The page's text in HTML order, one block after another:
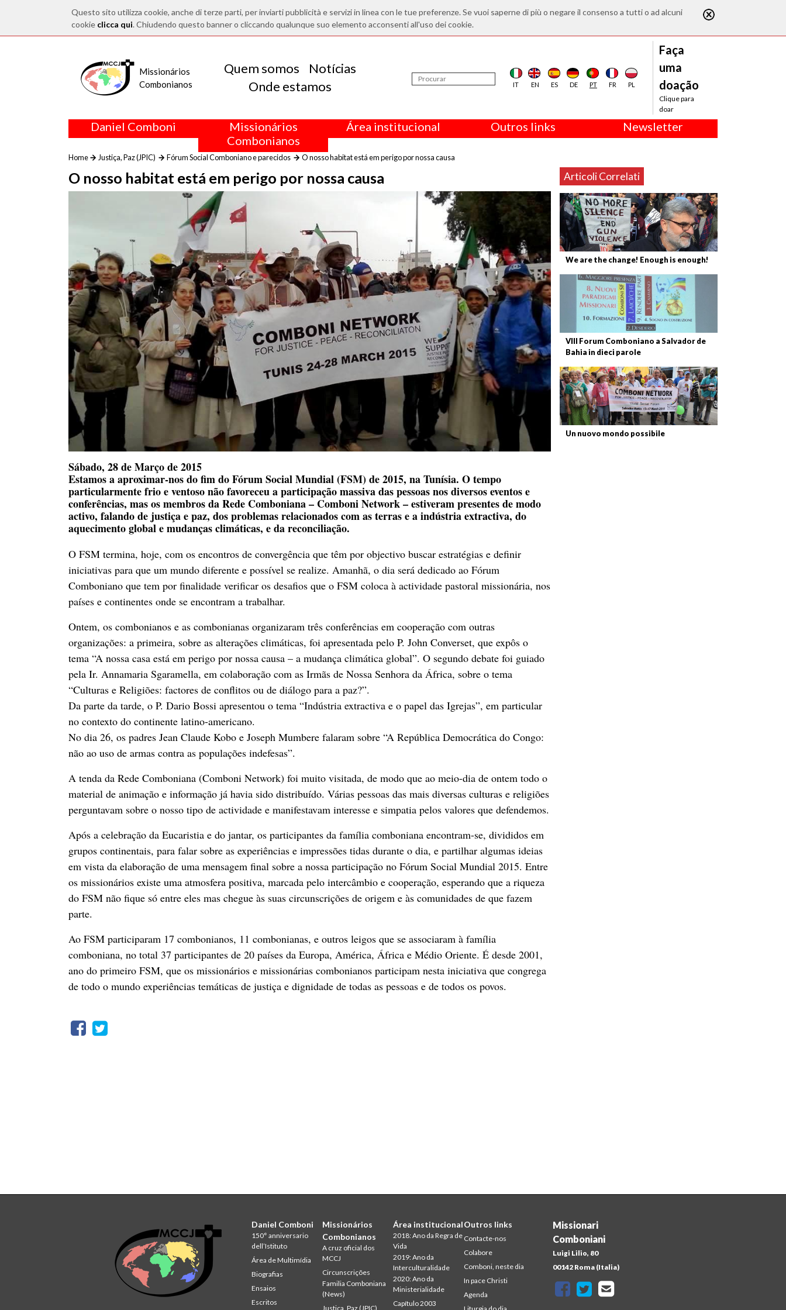
Questo sito utilizza cookie, anche di terze parti, per inviarti pubblicità e servizi in linea con le tue preferenze. Se vuoi saperne di più o negare il consenso a tutti o ad alcuni
cookie clicca qui. Chiudendo questo banner o cliccando qualunque suo elemento acconsenti all'uso dei cookie.
Missionários
Combonianos
Quem somos
Notícias
Onde estamos
IT EN ES DE PT FR PL
Faça
uma
doação
Clique para
doar
Daniel Comboni
Missionários
Combonianos
Área institucional Outros links Newsletter
Home Justiça, Paz (JPIC) Fórum Social Comboniano e parecidos O nosso habitat está em perigo por nossa causa
O nosso habitat está em perigo por nossa causa Articoli Correlati
We are the change! Enough is enough!
VIII Forum Comboniano a Salvador de
Bahia in dieci parole
Un nuovo mondo possibile
Sábado, 28 de Março de 2015
Estamos a aproximar-nos do fim do Fórum Social Mundial (FSM) de 2015, na Tunísia. O tempo
particularmente frio e ventoso não favoreceu a participação massiva das pessoas nos diversos eventos e
conferências, mas os membros da Rede Comboniana – Comboni Network – estiveram presentes de modo
activo, falando de justiça e paz, dos problemas relacionados com as terras e a indústria extractiva, do
aquecimento global e mudanças climáticas, e da reconciliação.
O FSM termina, hoje, com os encontros de convergência que têm por objectivo buscar estratégias e definir
iniciativas para que um mundo diferente e possível se realize. Amanhã, o dia será dedicado ao Fórum
Comboniano que tem por finalidade verificar os desafios que o FSM coloca à actividade pastoral missionária, nos
países e continentes onde se encontram a trabalhar.
Ontem, os combonianos e as combonianas organizaram três conferências em cooperação com outras
organizações: a primeira, sobre as alterações climáticas, foi apresentada pelo P. John Converset, que expôs o
tema “A nossa casa está em perigo por nossa causa – a mudança climática global”. O segundo debate foi guiado
pela Ir. Annamaria Sgaramella, em colaboração com as Irmãs de Nossa Senhora da África, sobre o tema
“Culturas e Religiões: factores de conflitos ou de diálogo para a paz?”.
Da parte da tarde, o P. Dario Bossi apresentou o tema “Indústria extractiva e o papel das Igrejas”, em particular
no contexto do continente latino-americano.
No dia 26, os padres Jean Claude Kobo e Joseph Mumbere falaram sobre “A República Democrática do Congo:
não ao uso de armas contra as populações indefesas”.
A tenda da Rede Comboniana (Comboni Network) foi muito visitada, de modo que ao meio-dia de ontem todo o
material de animação e informação já havia sido distribuído. Várias pessoas das mais diversas culturas e religiões
perguntavam sobre o nosso tipo de actividade e manifestavam interesse e simpatia pelos valores que defendemos.
Após a celebração da Eucaristia e do jantar, os participantes da família comboniana encontram-se, divididos em
grupos continentais, para falar sobre as experiências e impressões tidas durante o dia, e partilhar algumas ideias
em vista da elaboração de uma mensagem final sobre a nossa participação no Fórum Social Mundial 2015. Entre
os missionários existe uma atmosfera positiva, marcada pelo intercâmbio e cooperação, esperando que a riqueza
do FSM não fique só entre eles mas chegue às suas circunscrições de origem e às comunidades de que fazem
parte.
Ao FSM participaram 17 combonianos, 11 combonianas, e outros leigos que se associaram à família
comboniana, no total 37 participantes de 20 países da Europa, América, África e Médio Oriente. É desde 2001,
ano do primeiro FSM, que os missionários e missionárias combonianos participam nesta iniciativa que congrega
de todo o mundo experiências temáticas de justiça e dignidade de todas as pessoas e de todos os povos.
Missionari
Comboniani
Luigi Lilio, 80
00142 Roma (Italia)
Daniel Comboni
150° anniversario
dell’Istituto
Área de Multimídia
Biografias
Ensaios
Escritos
Missionários
Combonianos
A cruz oficial dos
MCCJ
Circunscrições
Familia Comboniana
(News)
Justiça, Paz (JPIC)
Área institucional
2018: Ano da Regra de
Vida
2019: Ano da
Interculturalidade
2020: Ano da
Ministerialidade
Capítulo 2003
Outros links
Contacte-nos
Colabore
Comboni, neste dia
In pace Christi
Agenda